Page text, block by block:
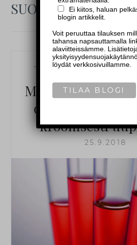
— MALELIFESTYLE,
Mitä verikokeita
ottaa, jos epäilet
kroonisesti
25.9.2018
Ei kiitos, haluan
blogin artikkelit.
Voit peruuttaa tilauksen
tahansa napsauttamalla
alaviitteissämme.
löydät verkkosivuillamme.